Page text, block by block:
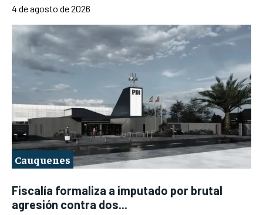
4 de agosto de 2026
Cauquenes
Fiscalía formaliza a imputado por brutal
agresión contra dos...